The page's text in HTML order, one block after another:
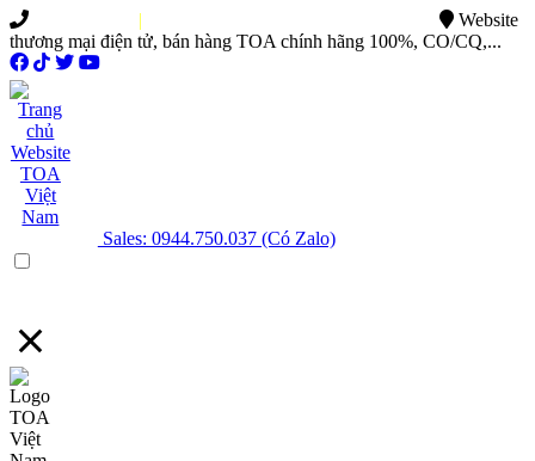
|
Website
thương mại điện tử, bán hàng TOA chính hãng 100%, CO/CQ,...
Sales: 0944.750.037 (Có Zalo)